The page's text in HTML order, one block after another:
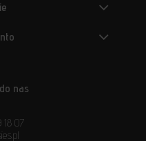
nas
18 07